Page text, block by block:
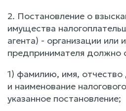
2. Постановление о
имущества
агента) - организации или
предпринимателя должно
1) фамилию, имя,
и наименование
указанное постановление;